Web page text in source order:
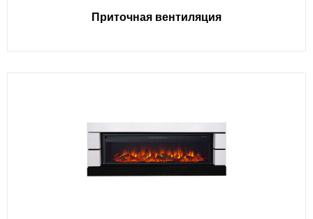
Приточная вентиляция